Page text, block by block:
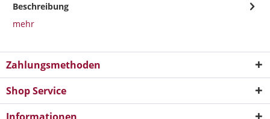
Beschreibung
mehr
Zahlungsmethoden
Shop Service